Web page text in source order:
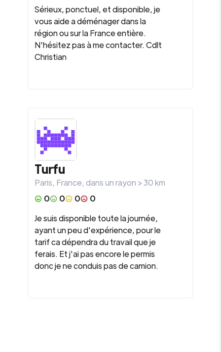
Sérieux, ponctuel, et disponible, je
vous aide a déménager dans la
région ou sur la France entière.
N'hésitez pas à me contacter. Cdlt
Christian
Turfu
Paris, France, dans un rayon >30km
0
0 0
0
Je suis disponible toute la journée,
ayant un peu d'expérience, pour le
tarif ca dépendra du travail que je
ferais. Et j'ai pas encore le permis
donc je ne conduis pas de camion.